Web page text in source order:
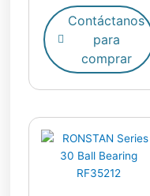
Contáctanos
para
comprar